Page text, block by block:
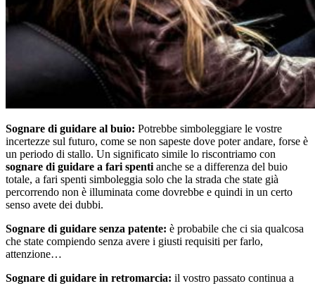
Sognare di guidare al buio: Potrebbe simboleggiare le vostre
incertezze sul futuro, come se non sapeste dove poter andare, forse è
un periodo di stallo. Un significato simile lo riscontriamo con
sognare di guidare a fari spenti anche se a differenza del buio
totale, a fari spenti simboleggia solo che la strada che state già
percorrendo non è illuminata come dovrebbe e quindi in un certo
senso avete dei dubbi.
Sognare di guidare senza patente: è probabile che ci sia qualcosa
che state compiendo senza avere i giusti requisiti per farlo,
attenzione…
Sognare di guidare in retromarcia: il vostro passato continua a